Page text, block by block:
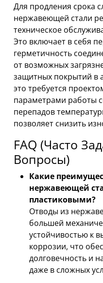
Для продления срока
нержавеющей стали
техническое
Это включает в себя
герметичность
от возможных
защитных покрытий в
это требуется
параметрами работы
перепадов
позволяет снизить
FAQ (Часто
Вопросы)
Какие
нержавеющей
пластиковыми?
Отводы из
большей
устойчивостью к
коррозии, что
долговечность и
даже в сложных